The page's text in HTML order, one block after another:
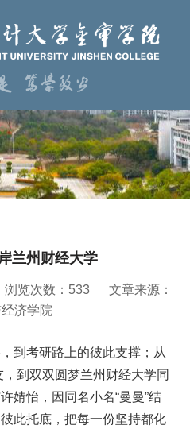
兰州财经大学
浏览次数： 533
文章来源：
济学院
到考研路上的彼此支撑；从
，到双双圆梦兰州财经大学同
婧怡，因同名小名“曼曼”结
此托底，把每一份坚持都化